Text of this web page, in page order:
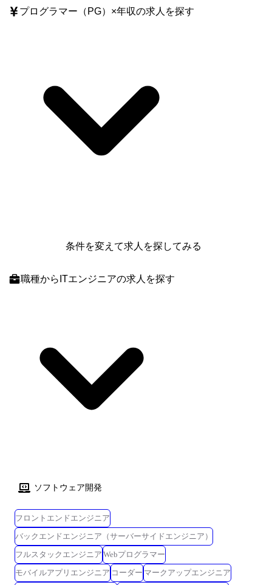
プログラマー（PG） ×年収の求人を探す
条件を変えて求人を探してみる
職種からITエンジニアの求人を探す
ソフトウェア開発
フロントエンドエンジニア
バックエンドエンジニア（サーバーサイドエンジニア）
フルスタックエンジニア Webプログラマー
モバイルアプリエンジニア コーダー マークアップエンジニア